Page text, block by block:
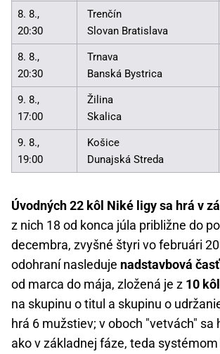
8. 8.,
20:30
Trenčín
Slovan Bratislava
8. 8.,
20:30
Trnava
Banská Bystrica
9. 8.,
17:00
Žilina
Skalica
9. 8.,
19:00
Košice
Dunajská Streda
Úvodných 22 kôl Niké ligy sa hrá v
z nich 18 od konca júla približne do
decembra, zvyšné štyri vo februári
odohraní nasleduje nadstavbová časť
od marca do mája, zložená je z 10 kôl
na skupinu o titul a skupinu o
hrá 6 mužstiev; v oboch "vetvách" sa
ako v základnej fáze, teda systémom